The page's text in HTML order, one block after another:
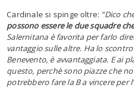
Cardinale si spinge oltre: “Dico
possono essere le due squadre
Salernitana è favorita per farlo
vantaggio sulle altre. Ha lo
Benevento, è avvantaggiata. E ai
questo, perchè sono piazze che
potrebbero fare la B a vincere per